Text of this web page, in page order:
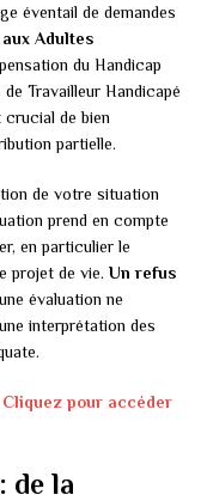
éventail de demandes
Adultes
du Handicap
Travailleur Handicapé
crucial de bien
partielle.
de votre situation
prend en compte
en particulier le
projet de vie. Un refus
évaluation ne
interprétation des
Cliquez pour accéder
de la